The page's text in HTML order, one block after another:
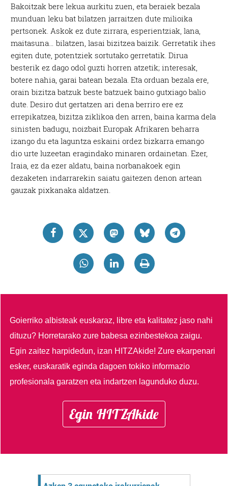
Bakoitzak bere lekua aurkitu zuen, eta beraiek bezala
munduan leku bat bilatzen jarraitzen dute milioika
pertsonek. Askok ez dute zirrara, esperientziak, lana,
maitasuna… bilatzen, lasai bizitzea baizik. Gerretatik ihes
egiten dute, potentziek sortutako gerretatik. Dirua
besterik ez dago odol guzti horren atzetik; interesak,
botere nahia, garai batean bezala. Eta orduan bezala ere,
orain bizitza batzuk beste batzuek baino gutxiago balio
dute. Desiro dut gertatzen ari dena berriro ere ez
errepikatzea, bizitza ziklikoa den arren, baina karma dela
sinisten badugu, noizbait Europak Afrikaren beharra
izango du eta laguntza eskaini ordez bizkarra emango
dio urte luzeetan eragindako minaren ordainetan. Ezer,
Iraia, ez da ezer aldatu, baina norbanakoek egin
dezaketen indarrarekin saiatu gaitezen denon artean
gauzak pixkanaka aldatzen.
Goierriko albisteak euskaraz, libre eta kalitatez jaso nahi
dituzu? Horretarako zure babesa ezinbestekoa zaigu.
Egin zaitez harpidedun, izan HITZAkide!Zure ekarpenari
esker, euskaratik eginda dagoen tokiko informazio
profesionala garatzen eta indartzen lagunduko duzu.
Egin HITZAkide